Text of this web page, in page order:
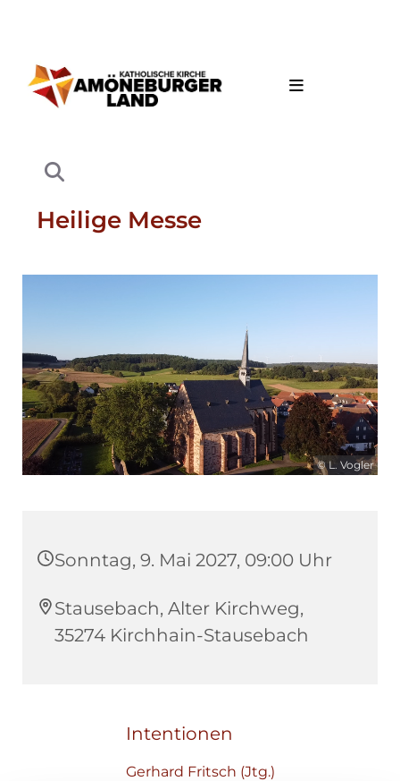
Heilige Messe
© L. Vogler
Sonntag, 9. Mai 2027, 09:00 Uhr
Stausebach, Alter Kirchweg,
35274 Kirchhain-Stausebach
Intentionen
Gerhard Fritsch (Jtg.)